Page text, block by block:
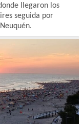
llegaron los
seguida por